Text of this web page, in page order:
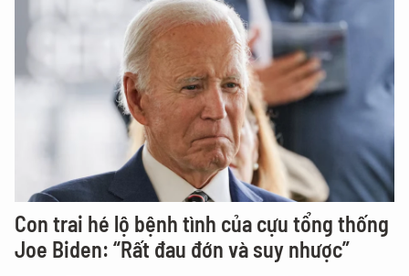
Con trai hé lộ bệnh tình của cựu tổng thống
Joe Biden: “Rất đau đớn và suy nhược”